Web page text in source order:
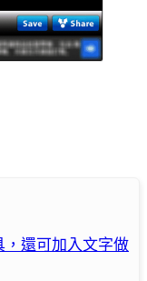
，還可加入文字做